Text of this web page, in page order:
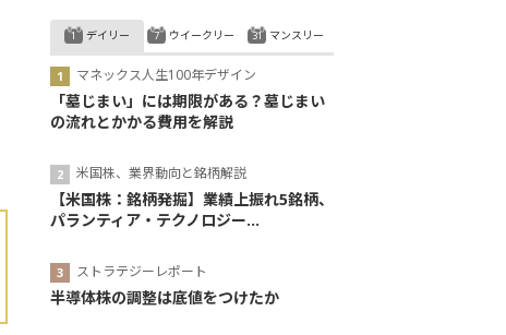
デイリー
マネックス人生100年デザイン
「墓じまい」には期限がある？墓じまい
の流れとかかる費用を解説
米国株、業界動向と銘柄解説
【米国株：銘柄発掘】業績上振れ5銘柄、
パランティア・テクノロジー...
ストラテジーレポート
半導体株の調整は底値をつけたか
ウイークリー マンスリー